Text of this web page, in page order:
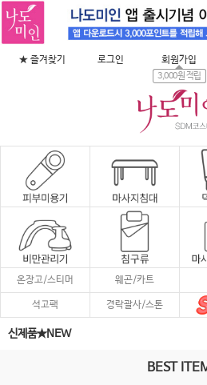
★ 즐겨찾기 로그인 회원가입
3,000원 적립
온장고/스티머 웨곤/카트
석고팩 경락괄사/스톤
신제품★NEW
BEST